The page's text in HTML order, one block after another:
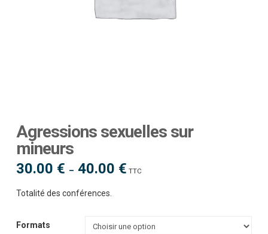
Agressions sexuelles sur
mineurs
30.00 € – 40.00 €Plage
de
TTC
Totalité des conférences.
Formats